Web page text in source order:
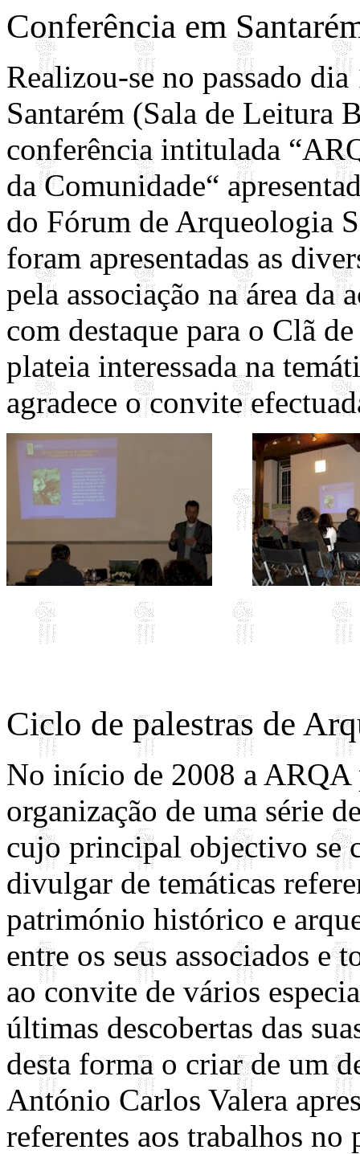
Conferência em
Realizou-se no passado
Santarém (Sala de Leitura
conferência intitulada
da Comunidade“
do Fórum de Arqueologia
foram apresentadas as
pela associação na área da
com destaque para o Clã
plateia interessada na
agradece o convite
Ciclo de palestras de
No início de 2008 a ARQA
organização de uma série
cujo principal objectivo se
divulgar de temáticas
património histórico e
entre os seus associados e
ao convite de vários
últimas descobertas das
desta forma o criar de um
António Carlos Valera
referentes aos trabalhos